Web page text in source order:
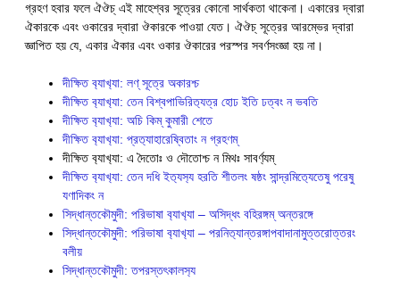
গ্রহণ হবার ফলে ঐঔচ্ এই মাহেশ্বর সূত্রের কোনো সার্থকতা থাকেনা। একারের দ্বারা
ঐকারকে এবং ওকারের দ্বারা ঔকারকে পাওয়া যেত। ঐঔচ্ সূত্রের আরম্ভের দ্বারা
জ্ঞাপিত হয় যে, একার ঐকার এবং ওকার ঔকারের পরস্পর সবর্ণসংজ্ঞা হয় না।
দীক্ষিত ব‍্যাখ‍্যা: লণ্ সূত্রে অকারশ্চ
দীক্ষিত ব‍্যাখ‍্যা: তেন বিশ্বপাভিরিত‍্যত্র হোঢ ইতি ঢত্বং ন ভবতি
দীক্ষিত ব‍্যাখ‍্যা: অচি কিম্ কুমারী শেতে
দীক্ষিত ব‍্যাখ‍্যা: প্রত‍্যাহারেষ্বিতাং ন গ্রহণম্
দীক্ষিত ব‍্যাখ‍্যা: এ দৈতোঃ ও দৌতোশ্চ ন মিথঃ সাবর্ণ‍্যম্
দীক্ষিত ব‍্যাখ‍্যা: তেন দধি ইত‍্যস‍্য হরতি শীতলং ষষ্ঠং সান্দ্রমিত‍্যেতেষু পরেষু
যণাদিকং ন
সিদ্ধান্তক‍ৌমুদী: পরিভাষা ব‍্যাখ‍্যা – অসিদ্ধং বহিরঙ্গম্ অন্তরঙ্গে
সিদ্ধান্তক‍ৌমুদী: পরিভাষা ব‍্যাখ‍্যা – পরনিত‍্যান্তরঙ্গাপবাদানামুত্তরোত্তরং
বলীয়
সিদ্ধান্তকৌমুদী: তপরস্তৎকালস‍্য